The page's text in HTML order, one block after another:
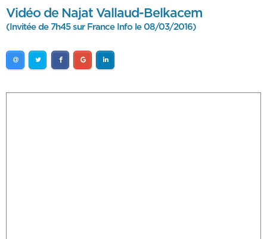
Vidéo de Najat Vallaud-Belkacem
(Invitée de 7h45 sur France Info le 08/03/2016)